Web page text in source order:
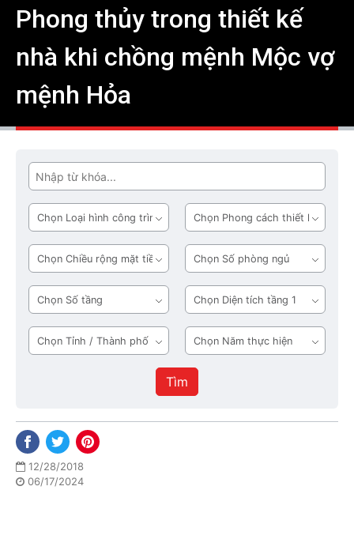
Phong thủy trong thiết kế
nhà khi chồng mệnh Mộc vợ
mệnh Hỏa
Tìm
Loại
hình
công
trình
Phong
cách
thiết
kế
Chiều
rộng
mặt
tiền
Số
phòng
ngủ
Số
tầng
Diện
tích
tầng
1
Tỉnh
/
Năm
thực
hiện
Tìm
12/28/2018
06/17/2024